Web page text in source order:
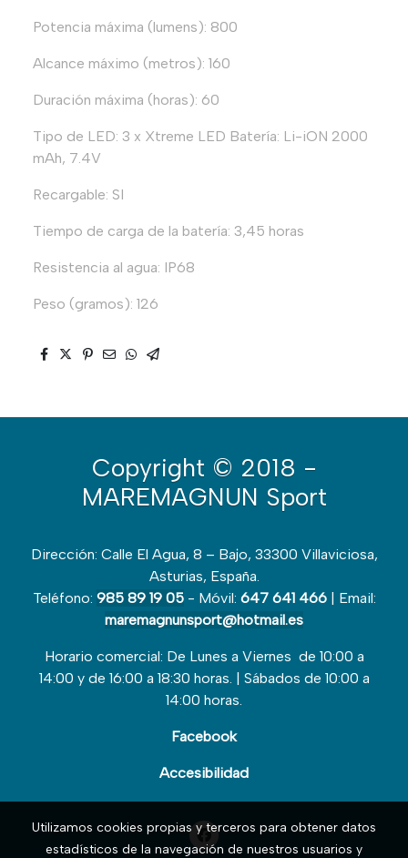
Potencia máxima (lumens): 800
Alcance máximo (metros): 160
Duración máxima (horas): 60
Tipo de LED: 3 x Xtreme LED Batería: Li-iON 2000
mAh, 7.4V
Recargable: SI
Tiempo de carga de la batería: 3,45 horas
Resistencia al agua: IP68
Peso (gramos): 126
Copyright © 2018 -
MAREMAGNUN Sport
Dirección: Calle El Agua, 8 – Bajo, 33300 Villaviciosa,
Asturias, España.
Teléfono: 985 89 19 05- Móvil: 647 641 466| Email:
maremagnunsport@hotmail.es
Horario comercial: De Lunes a Viernes de 10:00 a
14:00 y de 16:00 a 18:30 horas. | Sábados de 10:00 a
14:00 horas.
Facebook
Accesibilidad
Utilizamos cookies propias y terceros para obtener datos
estadísticos de la navegación de nuestros usuarios y